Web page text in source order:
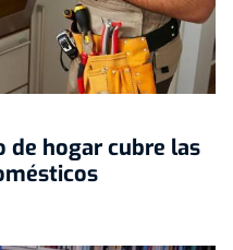
de hogar cubre las